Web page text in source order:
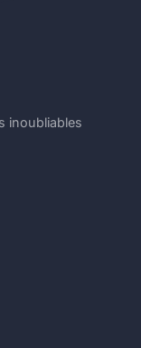
inoubliables